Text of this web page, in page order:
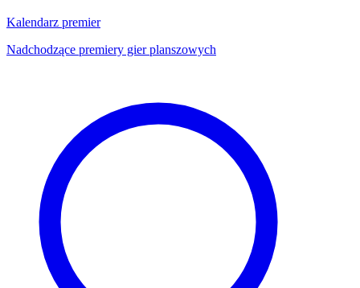
Kalendarz premier
Nadchodzące premiery gier planszowych